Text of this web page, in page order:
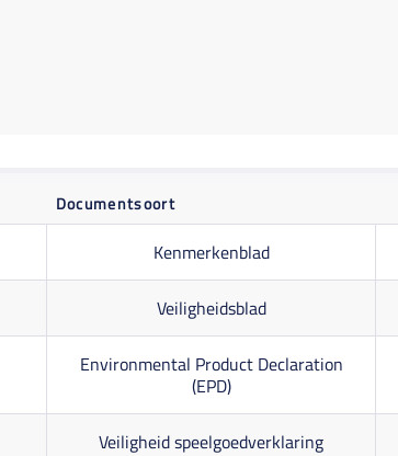
Documentsoort
Kenmerkenblad
Veiligheidsblad
Environmental Product Declaration
(EPD)
Veiligheid speelgoedverklaring